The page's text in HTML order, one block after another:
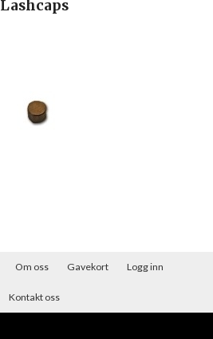
Lashcaps
Om oss Gavekort Logg inn
Kontakt oss